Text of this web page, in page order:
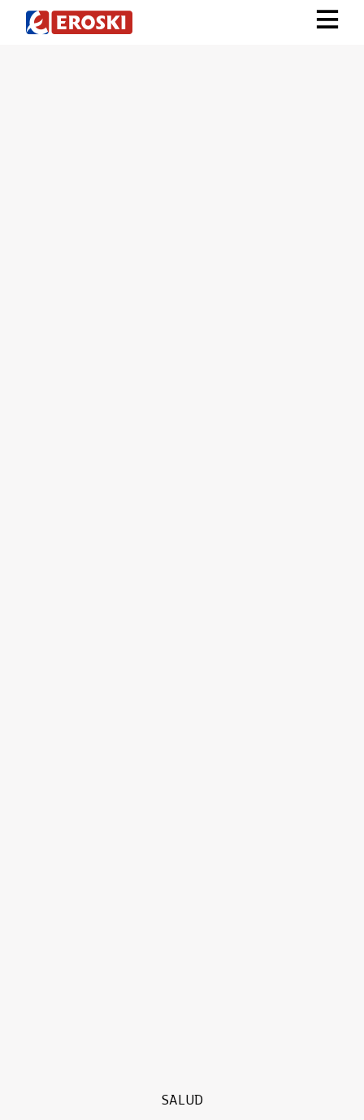
SALUD